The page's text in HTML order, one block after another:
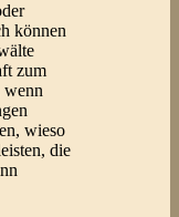
können
zum
wieso
die